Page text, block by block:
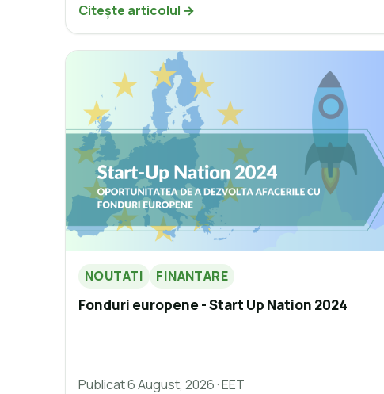
Citește articolul →
NOUTATI FINANTARE
Fonduri europene - Start Up Nation 2024
Publicat 6 August, 2026 · EET